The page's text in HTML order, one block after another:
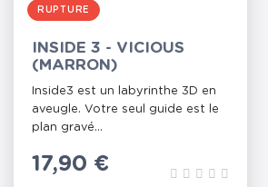
RUPTURE
INSIDE 3 - VICIOUS
(MARRON)
Inside3 est un labyrinthe 3D en
aveugle. Votre seul guide est le
plan gravé...
Prix
17,90 €